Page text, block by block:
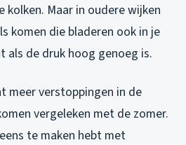
kolken. Maar in oudere wijken
komen die bladeren ook in je
als de druk hoog genoeg is.
meer verstoppingen in de
vergeleken met de zomer.
te maken hebt met